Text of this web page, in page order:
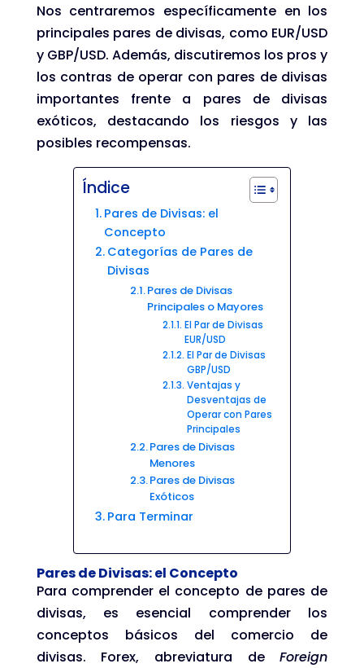
Nos centraremos específicamente en los
principales pares de divisas, como EUR/USD
y GBP/USD. Además, discutiremos los pros y
los contras de operar con pares de divisas
importantes frente a pares de divisas
exóticos, destacando los riesgos y las
posibles recompensas.
Índice
Pares de Divisas: el
Concepto
Categorías de Pares de
Divisas
Pares de Divisas
Principales o Mayores
El Par de Divisas
EUR/USD
El Par de Divisas
GBP/USD
Ventajas y
Desventajas de
Operar con Pares
Principales
Pares de Divisas
Menores
Pares de Divisas
Exóticos
Para Terminar
Pares de Divisas: el Concepto
Para comprender el concepto de pares de
divisas, es esencial comprender los
conceptos básicos del comercio de
divisas. Forex, abreviatura deForeign